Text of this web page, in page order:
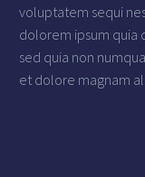
voluptatem sequi
dolorem ipsum quia
sed quia non
et dolore magnam